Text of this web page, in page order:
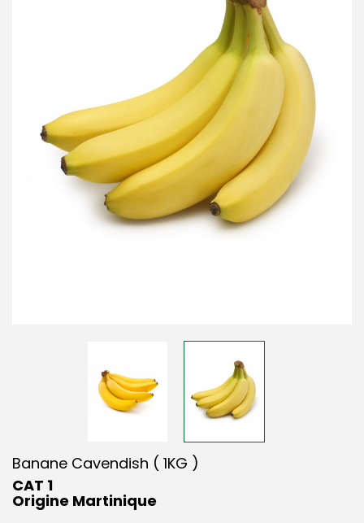
Banane Cavendish ( 1KG )
CAT 1
Origine Martinique